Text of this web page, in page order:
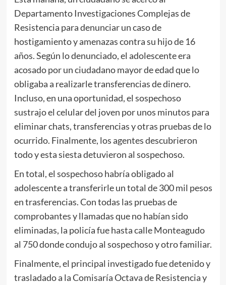
Departamento Investigaciones Complejas de
Resistencia para denunciar un caso de
hostigamiento y amenazas contra su hijo de 16
años. Según lo denunciado, el adolescente era
acosado por un ciudadano mayor de edad que lo
obligaba a realizarle transferencias de dinero.
Incluso, en una oportunidad, el sospechoso
sustrajo el celular del joven por unos minutos para
eliminar chats, transferencias y otras pruebas de lo
ocurrido. Finalmente, los agentes descubrieron
todo y esta siesta detuvieron al sospechoso.
En total, el sospechoso habría obligado al
adolescente a transferirle un total de 300 mil pesos
en trasferencias. Con todas las pruebas de
comprobantes y llamadas que no habían sido
eliminadas, la policía fue hasta calle Monteagudo
al 750 donde condujo al sospechoso y otro familiar.
Finalmente, el principal investigado fue detenido y
trasladado a la Comisaría Octava de Resistencia y